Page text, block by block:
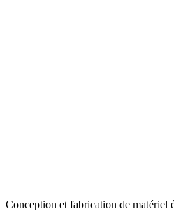
Conception et fabrication de matériel